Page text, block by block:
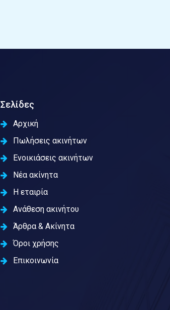
Σελίδες
Αρχική
Πωλήσεις ακινήτων
Ενοικιάσεις ακινήτων
Νέα ακίνητα
Η εταιρία
Ανάθεση ακινήτου
Άρθρα & Ακίνητα
Όροι χρήσης
Επικοινωνία